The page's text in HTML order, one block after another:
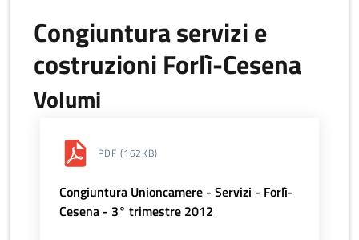
Congiuntura servizi e
costruzioni Forlì-Cesena
Volumi
PDF (162KB)
Congiuntura Unioncamere - Servizi - Forlì-
Cesena - 3° trimestre 2012